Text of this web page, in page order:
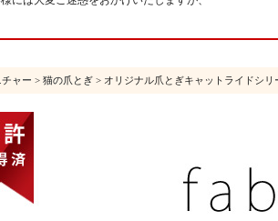
ャー > 猫の爪とぎ > オリジナル爪とぎキャットライドシリ